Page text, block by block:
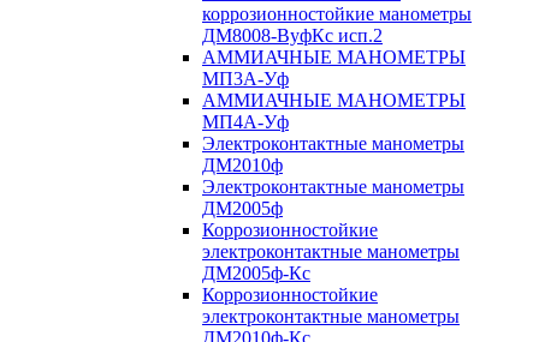
коррозионностойкие манометры
ДМ8008-ВуфКс исп.2
АММИАЧНЫЕ МАНОМЕТРЫ
МП3А-Уф
АММИАЧНЫЕ МАНОМЕТРЫ
МП4А-Уф
Электроконтактные манометры
ДМ2010ф
Электроконтактные манометры
ДМ2005ф
Коррозионностойкие
электроконтактные манометры
ДМ2005ф-Кс
Коррозионностойкие
электроконтактные манометры
ДМ2010ф-Кс